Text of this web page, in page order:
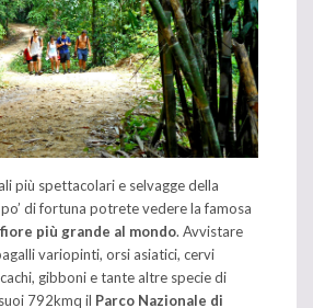
più spettacolari e selvagge della
po’ di fortuna potrete vedere la famosa
più grande al mondo. Avvistare
variopinti, orsi asiatici, cervi
gibboni e tante altre specie di
792kmq il Parco Nazionale di